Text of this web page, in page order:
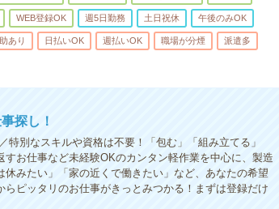
WEB登録OK 週5日勤務 土日祝休 午後のみOK
あり 日払いOK 週払いOK 職場が分煙 派遣多
探し！
別なスキルや資格は不要！「包む」「組み立てる」
すお仕事など未経験OKのカンタン軽作業を中心に、製造
みたい」「家の近くで働きたい」など、あなたの希望
ピッタリのお仕事がきっとみつかる！まずは登録だけ